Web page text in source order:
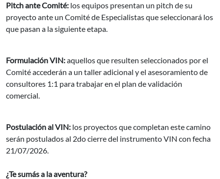
Pitch ante Comité: los equipos presentan un pitch de su
proyecto ante un Comité de Especialistas que seleccionará los
que pasan a la siguiente etapa.
Formulación VIN:aquellos que resulten seleccionados por el
Comité accederán a un taller adicional y el asesoramiento de
consultores 1:1 para trabajar en el plan de validación
comercial.
Postulación al VIN: los proyectos que completan este camino
serán postulados al 2do cierre del instrumento VIN con fecha
21/07/2026.
¿Te sumás a la aventura?